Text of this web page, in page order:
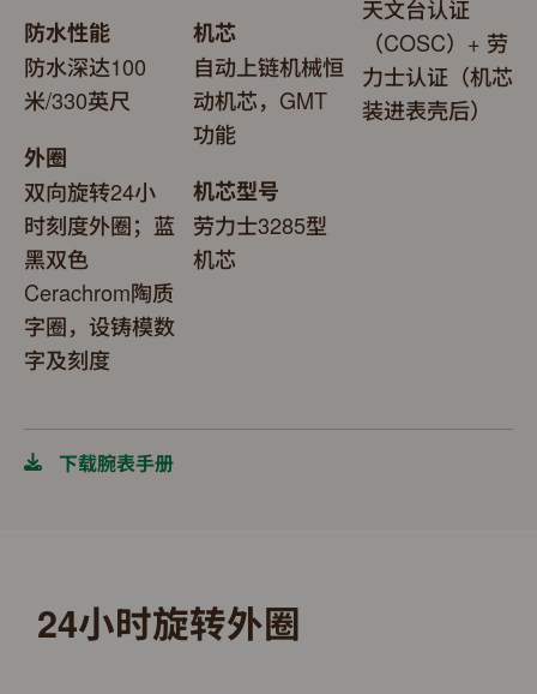
防水性能
防水深达100
米/330英尺
外圈
双向旋转24小
时刻度外圈；蓝
黑双色
Cerachrom陶质
字圈，设铸模数
字及刻度
机芯
自动上链机械恒
动机芯，GMT
功能
机芯型号
劳力士3285型
机芯
天文台认证
（COSC）+ 劳
力士认证（机芯
装进表壳后）
下载腕表手册
24小时旋转外圈